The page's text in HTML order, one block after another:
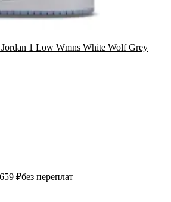
1 Low Wmns White Wolf Grey
₽без переплат